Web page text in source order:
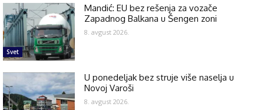
Svet
Mandić: EU bez rešenja za vozače
Zapadnog Balkana u Šengen zoni
8. avgust 2026.
U ponedeljak bez struje više naselja u
Novoj Varoši
8. avgust 2026.